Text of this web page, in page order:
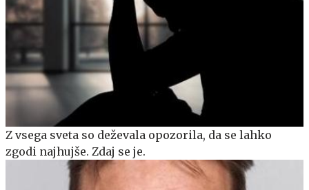
Z vsega sveta so deževala opozorila, da se lahko
zgodi najhujše. Zdaj se je.